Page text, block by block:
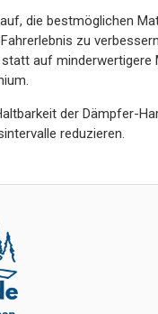
die bestmöglichen
zu
auf minderwertigere
der Dämpfer-
reduzieren.